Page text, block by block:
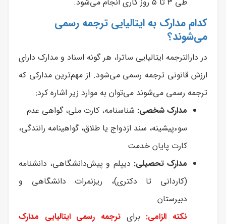
کدام مدارک به ایتالیایی ترجمه رسمی
می‌شوند؟
در دارالترجمه ایتالیایی ساترا، هر گونه اسناد و مدارک دارای
ارزش قانونی ترجمه رسمی می‌شود. از مهم‌ترین مدارکی که
ترجمه رسمی می‌شوند می‌توان به موارد زیر اشاره کرد:
مدارک شخصی: شناسنامه، کارت ملی، گواهی عدم
سوءپیشینه، سند ازدواج یا طلاق، گواهینامه رانندگی،
کارت پایان خدمت
مدارک تحصیلی: دیپلم و پیش‌دانشگاهی، دانشنامه
(کاردانی تا دکتری)، ریزنمرات دانشگاهی و
دبیرستان
نکته الزامی: برای ترجمه رسمی ایتالیایی مدارک